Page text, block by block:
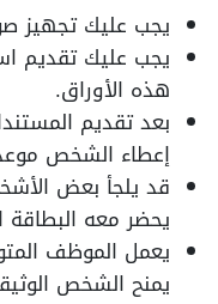
يجب عليك تجهيز
يجب عليك تقديم
هذه الأوراق.
بعد تقديم
إعطاء الشخص
قد يلجأ بعض
يحضر معه البطاقة
يعمل الموظف
يمنح الشخص